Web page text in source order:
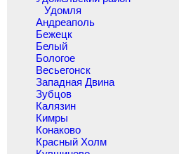
Удомля
Андреаполь
Бежецк
Белый
Бологое
Весьегонск
Западная Двина
Зубцов
Калязин
Кимры
Конаково
Красный Холм